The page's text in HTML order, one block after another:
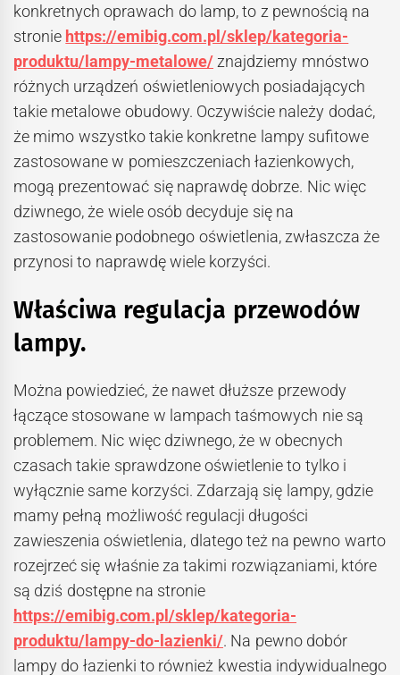
konkretnych oprawach do lamp, to z pewnością na
stronie https://emibig.com.pl/sklep/kategoria-
produktu/lampy-metalowe/ znajdziemy mnóstwo
różnych urządzeń oświetleniowych posiadających
takie metalowe obudowy. Oczywiście należy dodać,
że mimo wszystko takie konkretne lampy sufitowe
zastosowane w pomieszczeniach łazienkowych,
mogą prezentować się naprawdę dobrze. Nic więc
dziwnego, że wiele osób decyduje się na
zastosowanie podobnego oświetlenia, zwłaszcza że
przynosi to naprawdę wiele korzyści.
Właściwa regulacja przewodów
lampy.
Można powiedzieć, że nawet dłuższe przewody
łączące stosowane w lampach taśmowych nie są
problemem. Nic więc dziwnego, że w obecnych
czasach takie sprawdzone oświetlenie to tylko i
wyłącznie same korzyści. Zdarzają się lampy, gdzie
mamy pełną możliwość regulacji długości
zawieszenia oświetlenia, dlatego też na pewno warto
rozejrzeć się właśnie za takimi rozwiązaniami, które
są dziś dostępne na stronie
https://emibig.com.pl/sklep/kategoria-
produktu/lampy-do-lazienki/. Na pewno dobór
lampy do łazienki to również kwestia indywidualnego